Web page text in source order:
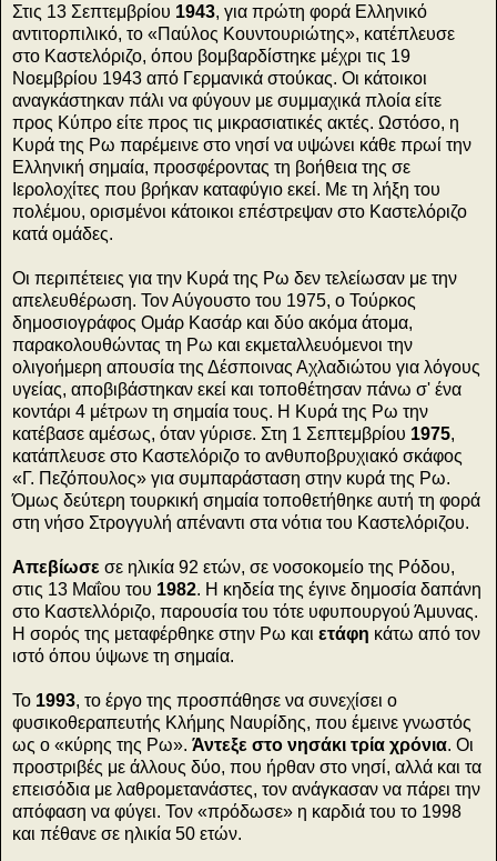
Στις 13 Σεπτεμβρίου 1943, για πρώτη φορά Ελληνικό
αντιτορπιλικό, το «Παύλος Κουντουριώτης», κατέπλευσε
στο Καστελόριζο, όπου βομβαρδίστηκε μέχρι τις 19
Νοεμβρίου 1943 από Γερμανικά στούκας. Οι κάτοικοι
αναγκάστηκαν πάλι να φύγουν με συμμαχικά πλοία είτε
προς Κύπρο είτε προς τις μικρασιατικές ακτές. Ωστόσο, η
Κυρά της Ρω παρέμεινε στο νησί να υψώνει κάθε πρωί την
Ελληνική σημαία, προσφέροντας τη βοήθεια της σε
Ιερολοχίτες που βρήκαν καταφύγιο εκεί. Με τη λήξη του
πολέμου, ορισμένοι κάτοικοι επέστρεψαν στο Καστελόριζο
κατά ομάδες.
Οι περιπέτειες για την Κυρά της Ρω δεν τελείωσαν με την
απελευθέρωση. Τον Αύγουστο του 1975, ο Τούρκος
δημοσιογράφος Ομάρ Κασάρ και δύο ακόμα άτομα,
παρακολουθώντας τη Ρω και εκμεταλλευόμενοι την
ολιγοήμερη απουσία της Δέσποινας Αχλαδιώτου για λόγους
υγείας, αποβιβάστηκαν εκεί και τοποθέτησαν πάνω σ' ένα
κοντάρι 4 μέτρων τη σημαία τους. Η Κυρά της Ρω την
κατέβασε αμέσως, όταν γύρισε. Στη 1 Σεπτεμβρίου 1975,
κατάπλευσε στο Καστελόριζο το ανθυποβρυχιακό σκάφος
«Γ. Πεζόπουλος» για συμπαράσταση στην κυρά της Ρω.
Όμως δεύτερη τουρκική σημαία τοποθετήθηκε αυτή τη φορά
στη νήσο Στρογγυλή απέναντι στα νότια του Καστελόριζου.
Απεβίωσε σε ηλικία 92 ετών, σε νοσοκομείο της Ρόδου,
στις 13 Μαΐου του 1982. Η κηδεία της έγινε δημοσία δαπάνη
στο Καστελλόριζο, παρουσία του τότε υφυπουργού Άμυνας.
Η σορός της μεταφέρθηκε στην Ρω και ετάφη κάτω από τον
ιστό όπου ύψωνε τη σημαία.
Το 1993, το έργο της προσπάθησε να συνεχίσει ο
φυσικοθεραπευτής Κλήμης Ναυρίδης, που έμεινε γνωστός
ως ο «κύρης της Ρω». Άντεξε στο νησάκι τρία χρόνια. Οι
προστριβές με άλλους δύο, που ήρθαν στο νησί, αλλά και τα
επεισόδια με λαθρομετανάστες, τον ανάγκασαν να πάρει την
απόφαση να φύγει. Τον «πρόδωσε» η καρδιά του το 1998
και πέθανε σε ηλικία 50 ετών.